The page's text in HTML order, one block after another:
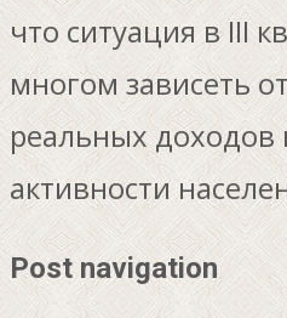
что ситуация в III
многом зависеть
реальных доходов
активности
Post navigation